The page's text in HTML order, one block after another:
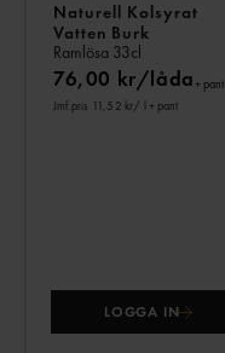
Naturell Kolsyrat
Vatten Burk
Ramlösa 33cl
76,00 kr/låda+ pant
Jmf.pris 11,52 kr/ l + pant
LOGGA IN